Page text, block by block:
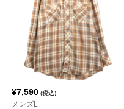
¥7,590 (税込)
メンズL